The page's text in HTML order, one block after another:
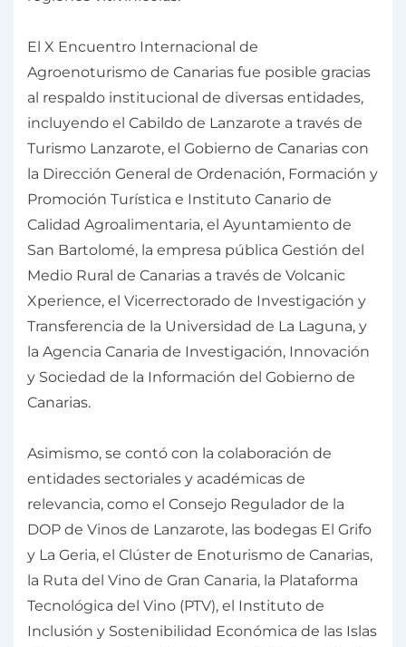
El X Encuentro Internacional de
Agroenoturismo de Canarias fue posible gracias
al respaldo institucional de diversas entidades,
incluyendo el Cabildo de Lanzarote a través de
Turismo Lanzarote, el Gobierno de Canarias con
la Dirección General de Ordenación, Formación y
Promoción Turística e Instituto Canario de
Calidad Agroalimentaria, el Ayuntamiento de
San Bartolomé, la empresa pública Gestión del
Medio Rural de Canarias a través de Volcanic
Xperience, el Vicerrectorado de Investigación y
Transferencia de la Universidad de La Laguna, y
la Agencia Canaria de Investigación, Innovación
y Sociedad de la Información del Gobierno de
Canarias.
Asimismo, se contó con la colaboración de
entidades sectoriales y académicas de
relevancia, como el Consejo Regulador de la
DOP de Vinos de Lanzarote, las bodegas El Grifo
y La Geria, el Clúster de Enoturismo de Canarias,
la Ruta del Vino de Gran Canaria, la Plataforma
Tecnológica del Vino (PTV), el Instituto de
Inclusión y Sostenibilidad Económica de las Islas